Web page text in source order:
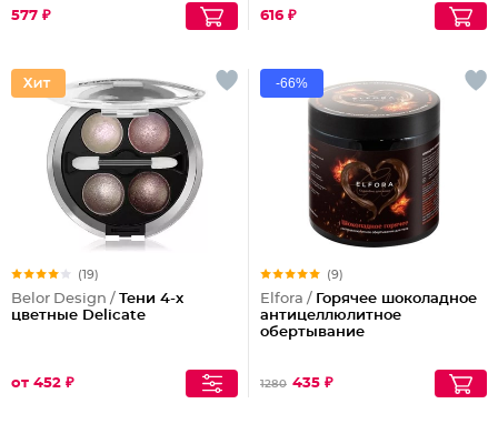
577 ₽ 616 ₽
(19)
Belor Design / Тени 4-х
цветные Delicate
от 452 ₽
-66%
(9)
Elfora / Горячее шоколадное
антицеллюлитное
обертывание
1280 435 ₽